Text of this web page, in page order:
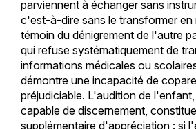
parviennent à échanger sans
c'est-à-dire sans le transformer en
témoin du dénigrement de l'autre
qui refuse systématiquement de
informations médicales ou
démontre une incapacité de
préjudiciable. L'audition de
capable de discernement,
supplémentaire d'appréciation : si